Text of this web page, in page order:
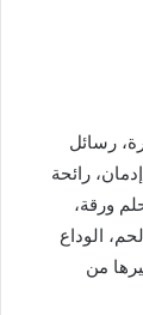
رسائل
رائحة
ورقة،
الوداع
من